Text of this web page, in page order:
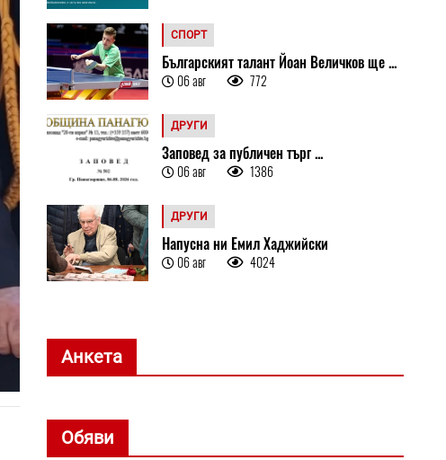
СПОРТ
Българският талант Йоан Величков ще ...
06 авг 772
ДРУГИ
Заповед за публичен търг ...
06 авг 1386
ДРУГИ
Напусна ни Емил Хаджийски
06 авг 4024
Анкета
Обяви